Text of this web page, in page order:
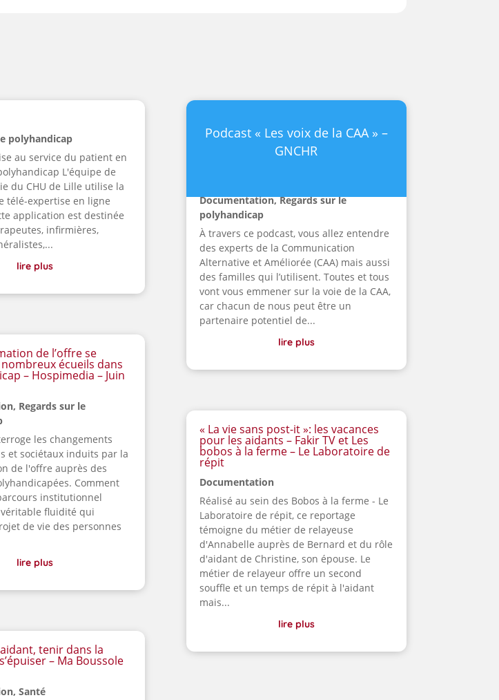
polyhandicap
au service du patient en
L'équipe de
du CHU de Lille utilise la
télé-expertise en ligne
application est destinée
infirmières,
lire plus
de l’offre se
écueils dans
– Hospimedia – Juin
, Regards sur le
les changements
et sociétaux induits par la
de l'offre auprès des
Comment
institutionnel
fluidité qui
de vie des personnes
lire plus
tenir dans la
– Ma Boussole
, Santé
Podcast « Les voix de la CAA » –
GNCHR
Documentation,Regards sur le
polyhandicap
À travers ce podcast, vous allez entendre
des experts de la Communication
Alternative et Améliorée (CAA) mais aussi
des familles qui l’utilisent. Toutes et tous
vont vous emmener sur la voie de la CAA,
car chacun de nous peut être un
partenaire potentiel de...
lire plus
« La vie sans post-it »: les vacances
pour les aidants – Fakir TV et Les
bobos à la ferme – Le Laboratoire de
répit
Documentation
Réalisé au sein des Bobos à la ferme - Le
Laboratoire de répit, ce reportage
témoigne du métier de relayeuse
d'Annabelle auprès de Bernard et du rôle
d'aidant de Christine, son épouse. Le
métier de relayeur offre un second
souffle et un temps de répit à l'aidant
mais...
lire plus